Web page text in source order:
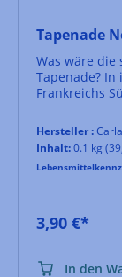
Tapenade
Was wäre die
Tapenade?
Frankreichs
geröstetem
sich aber
Hersteller :
Inhalt:0.1 kg
3,90 €*
In den